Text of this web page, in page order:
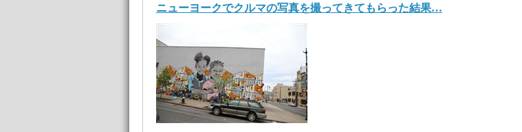
ニューヨークでクルマの写真を撮ってきてもらった結果…